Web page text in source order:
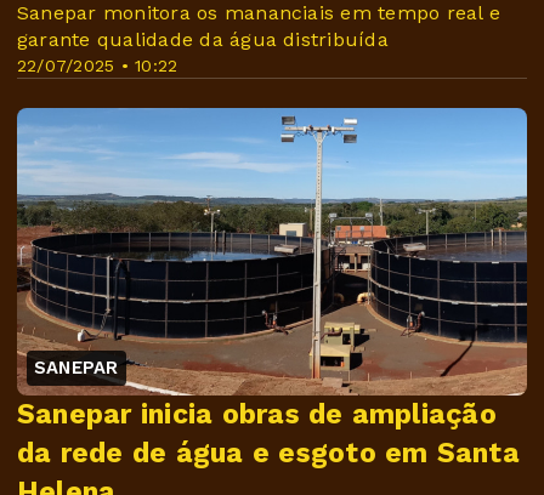
22/07/2025 • 10:22
Sanepar monitora os mananciais em tempo real e
garante qualidade da água distribuída
SANEPAR
Sanepar inicia obras de ampliação
da rede de água e esgoto em Santa